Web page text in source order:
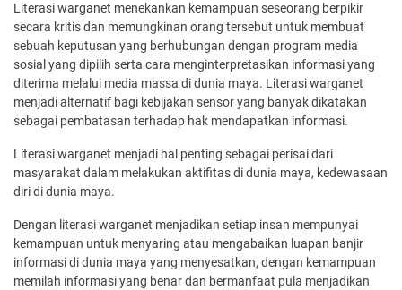
Literasi warganet menekankan kemampuan seseorang berpikir
secara kritis dan memungkinan orang tersebut untuk membuat
sebuah keputusan yang berhubungan dengan program media
sosial yang dipilih serta cara menginterpretasikan informasi yang
diterima melalui media massa di dunia maya. Literasi warganet
menjadi alternatif bagi kebijakan sensor yang banyak dikatakan
sebagai pembatasan terhadap hak mendapatkan informasi.
Literasi warganet menjadi hal penting sebagai perisai dari
masyarakat dalam melakukan aktifitas di dunia maya, kedewasaan
diri di dunia maya.
Dengan literasi warganet menjadikan setiap insan mempunyai
kemampuan untuk menyaring atau mengabaikan luapan banjir
informasi di dunia maya yang menyesatkan, dengan kemampuan
memilah informasi yang benar dan bermanfaat pula menjadikan